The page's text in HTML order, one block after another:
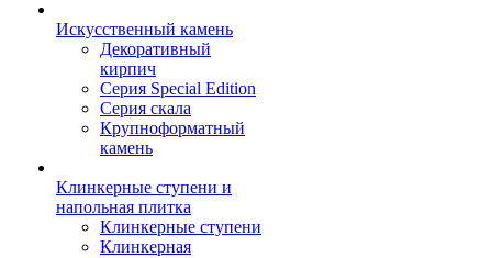
Искусственный камень
Декоративный
кирпич
Серия Special Edition
Серия скала
Крупноформатный
камень
Клинкерные ступени и
напольная плитка
Клинкерные ступени
Клинкерная